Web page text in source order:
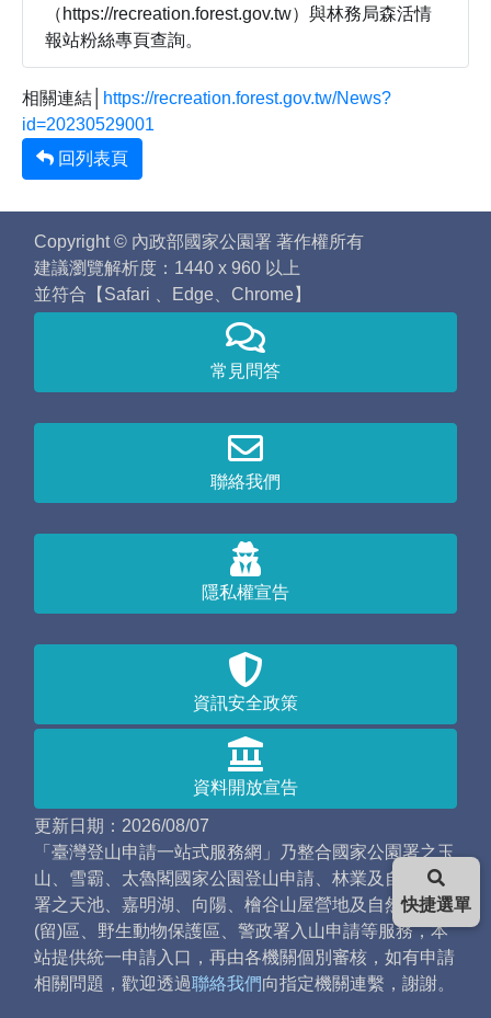
（https://recreation.forest.gov.tw）與林務局森活情
報站粉絲專頁查詢。
相關連結│
https://recreation.forest.gov.tw/News?
id=20230529001
回列表頁
Copyright © 內政部國家公園署 著作權所有
建議瀏覽解析度：1440 x 960 以上
並符合【Safari 、Edge、Chrome】
常見問答
聯絡我們
隱私權宣告
資訊安全政策
資料開放宣告
更新日期：2026/08/07
「臺灣登山申請一站式服務網」乃整合國家公園署之玉
山、雪霸、太魯閣國家公園登山申請、林業及自然保育
署之天池、嘉明湖、向陽、檜谷山屋營地及自然保護
(留)區、野生動物保護區、警政署入山申請等服務，本
站提供統一申請入口，再由各機關個別審核，如有申請
相關問題，歡迎透過聯絡我們向指定機關連繫，謝謝。
快捷選單